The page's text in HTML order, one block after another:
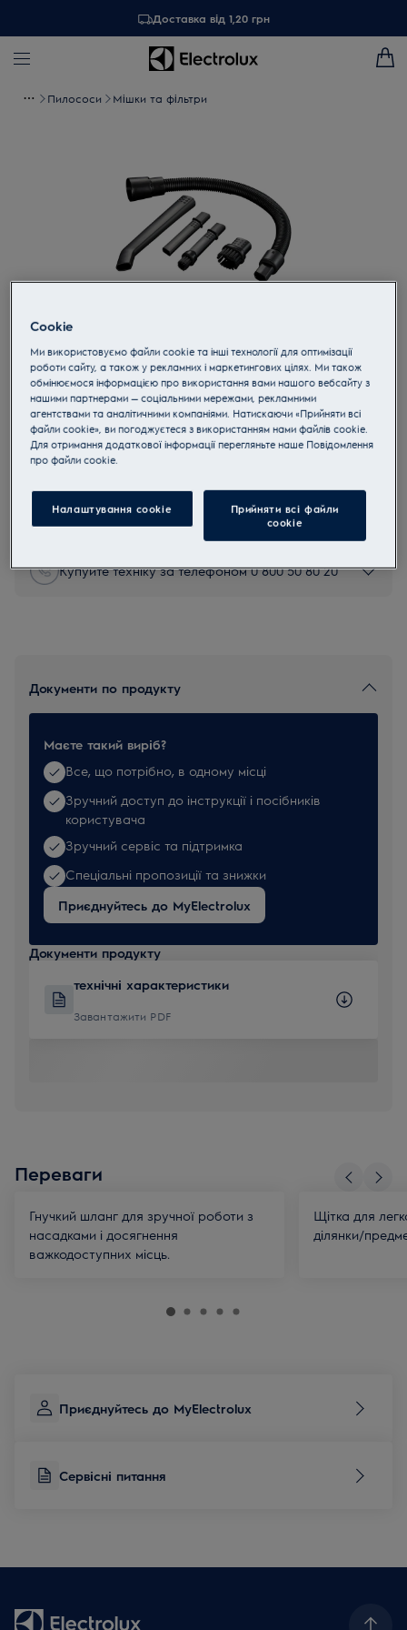
Доставка від 1,20 грн
Пилососи Мішки та фільтри
Торкніться, щоб збільшити
KIT05
KIT05 Набір насадок для
пилососа
Купуйте техніку за телефоном 0 800 50 80 20
Документи по продукту
Маєте такий виріб?
Все, що потрібно, в одному місці
Зручний доступ до інструкції і посібників
користувача
Зручний сервіс та підтримка
Спеціальні пропозиції та знижки
Приєднуйтесь до MyElectrolux
Документи продукту
технічні характеристики
Завантажити PDF
Переваги
Гнучкий шланг для зручної роботи з
насадками і досягнення
важкодоступних місць.
Щітка для
ділянки/
Приєднуйтесь до MyElectrolux
Сервісні питання
Cookie
Ми використовуємо файли cookie та інші технології для оптимізації
роботи сайту, а також у рекламних і маркетингових цілях. Ми також
обмінюємося інформацією про використання вами нашого вебсайту з
нашими партнерами — соціальними мережами, рекламними
агентствами та аналітичними компаніями. Натискаючи «Прийняти всі
файли cookie», ви погоджуєтеся з використанням нами файлів cookie.
Для отримання додаткової інформації перегляньте наше Пoвідомлення
прo файли cookie.
Налаштування cookie
Прийняти всі файли
сookie